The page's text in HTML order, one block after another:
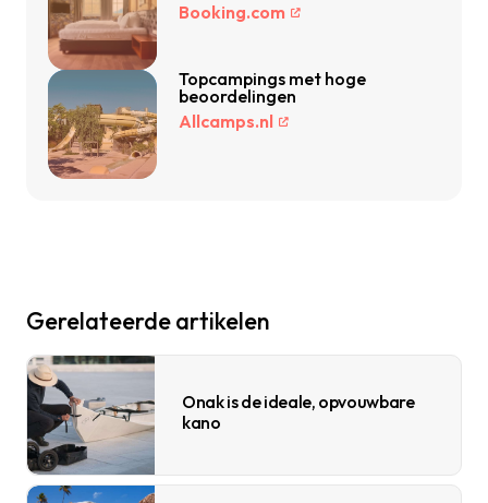
Booking.com
Topcampings met hoge
beoordelingen
Allcamps.nl
Gerelateerde artikelen
Onak is de ideale, opvouwbare
kano